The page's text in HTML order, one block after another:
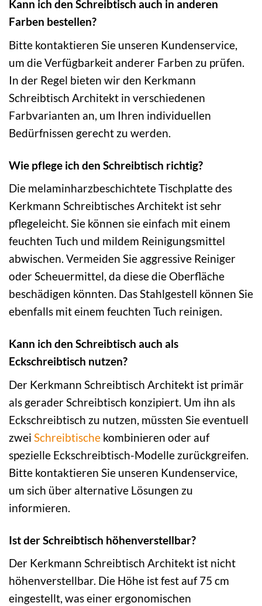
Kann ich den Schreibtisch auch in anderen
Farben bestellen?
Bitte kontaktieren Sie unseren Kundenservice,
um die Verfügbarkeit anderer Farben zu prüfen.
In der Regel bieten wir den Kerkmann
Schreibtisch Architekt in verschiedenen
Farbvarianten an, um Ihren individuellen
Bedürfnissen gerecht zu werden.
Wie pflege ich den Schreibtisch richtig?
Die melaminharzbeschichtete Tischplatte des
Kerkmann Schreibtisches Architekt ist sehr
pflegeleicht. Sie können sie einfach mit einem
feuchten Tuch und mildem Reinigungsmittel
abwischen. Vermeiden Sie aggressive Reiniger
oder Scheuermittel, da diese die Oberfläche
beschädigen könnten. Das Stahlgestell können Sie
ebenfalls mit einem feuchten Tuch reinigen.
Kann ich den Schreibtisch auch als
Eckschreibtisch nutzen?
Der Kerkmann Schreibtisch Architekt ist primär
als gerader Schreibtisch konzipiert. Um ihn als
Eckschreibtisch zu nutzen, müssten Sie eventuell
zwei Schreibtische kombinieren oder auf
spezielle Eckschreibtisch-Modelle zurückgreifen.
Bitte kontaktieren Sie unseren Kundenservice,
um sich über alternative Lösungen zu
informieren.
Ist der Schreibtisch höhenverstellbar?
Der Kerkmann Schreibtisch Architekt ist nicht
höhenverstellbar. Die Höhe ist fest auf 75 cm
eingestellt, was einer ergonomischen